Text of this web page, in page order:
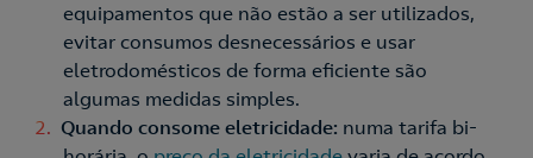
equipamentos que não estão a ser utilizados,
evitar consumos desnecessários e usar
eletrodomésticos de forma eficiente são
algumas medidas simples.
Quando consome eletricidade: numa tarifa bi-